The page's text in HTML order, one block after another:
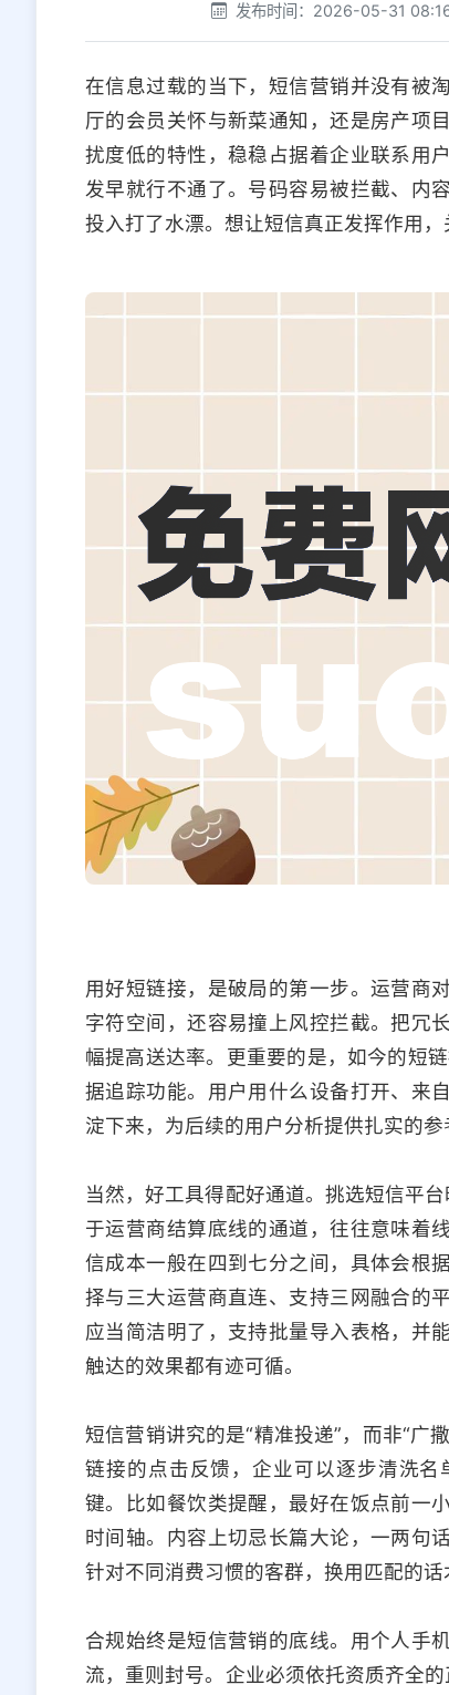
发布时间：2026-05-31
在信息过载的当下，短信营销并没有被
厅的会员关怀与新菜通知，还是房产项
扰度低的特性，稳稳占据着企业联系用
发早就行不通了。号码容易被拦截、内
投入打了水漂。想让短信真正发挥作用
用好短链接，是破局的第一步。运营商
字符空间，还容易撞上风控拦截。把冗
幅提高送达率。更重要的是，如今的短
据追踪功能。用户用什么设备打开、来
淀下来，为后续的用户分析提供扎实的参
当然，好工具得配好通道。挑选短信平
于运营商结算底线的通道，往往意味着
信成本一般在四到七分之间，具体会根
择与三大运营商直连、支持三网融合的
应当简洁明了，支持批量导入表格，并
触达的效果都有迹可循。
短信营销讲究的是“精准投递”，而非“广
链接的点击反馈，企业可以逐步清洗
键。比如餐饮类提醒，最好在饭点前一
时间轴。内容上切忌长篇大论，一两句
针对不同消费习惯的客群，换用匹配的话
合规始终是短信营销的底线。用个人手
流，重则封号。企业必须依托资质齐全